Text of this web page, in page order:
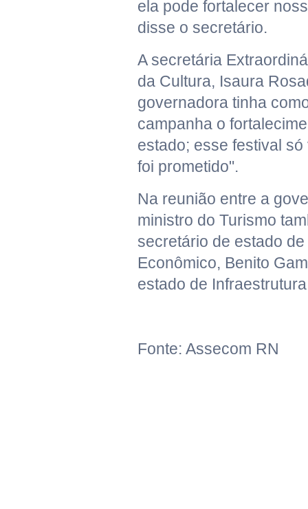
ela pode fortalecer
disse o secretário.
A secretária
da Cultura, Isaura
governadora tinha
campanha o
estado; esse festival
foi prometido".
Na reunião entre a
ministro do Turismo
secretário de estado
Econômico, Benito
estado de
Fonte: Assecom RN